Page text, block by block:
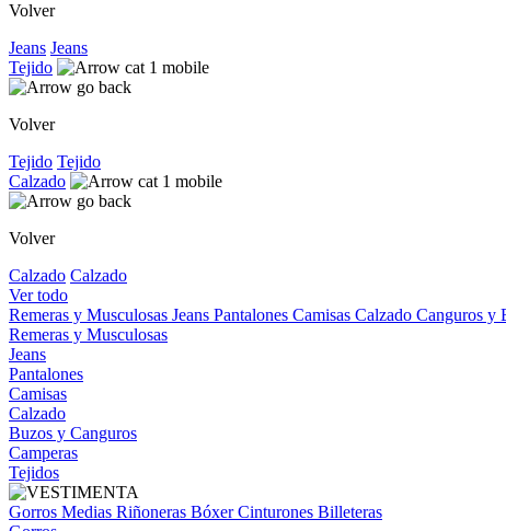
Volver
Jeans Jeans
Tejido
Volver
Tejido Tejido
Calzado
Volver
Calzado Calzado
Ver todo
Remeras y Musculosas Jeans Pantalones Camisas Calzado Canguros y
Remeras y Musculosas
Jeans
Pantalones
Camisas
Calzado
Buzos y Canguros
Camperas
Tejidos
Gorros Medias Riñoneras BóxerCinturones Billeteras